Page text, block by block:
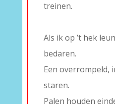
treinen.
Als ik op ’t hek
bedaren.
Een overrompeld,
staren.
Palen houden